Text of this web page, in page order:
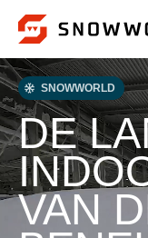
SNOWWORLD
DE
VAN